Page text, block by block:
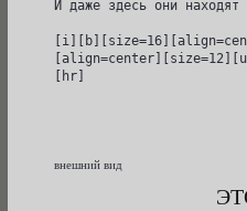
И даже здесь они
[hr]
внешний вид